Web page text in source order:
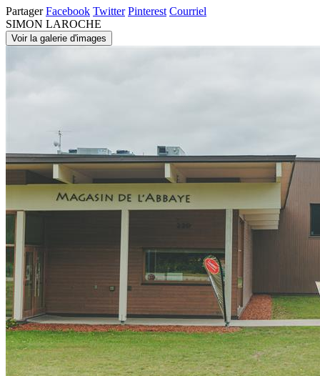
Partager Facebook Twitter Pinterest Courriel
SIMON LAROCHE
Voir la galerie d'images